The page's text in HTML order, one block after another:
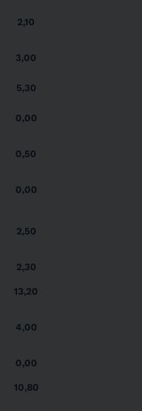
2,10
3,00
5,30
0,00
0,50
0,00
2,50
2,30
13,20
4,00
0,00
10,80